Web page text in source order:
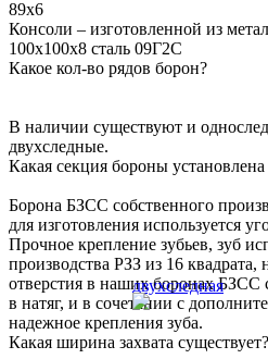
89х6
Консоли – изготовленной из
100х100х8 сталь 09Г2С
Какое кол-во рядов борон?
В наличии существуют и
двухследные.
Какая секция бороны установлена
Борона БЗСС собственного
для изготовления используется
Прочное крепление зубьев, зуб
производства РЗЗ из 16 квадрата,
отверстия в наших боронах БЗСС
в натяг, и в сочетании с
надежное крепления зуба.
Какая ширина захвата существует?